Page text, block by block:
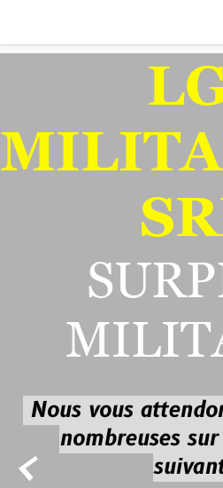

Nous vous
nombreuses